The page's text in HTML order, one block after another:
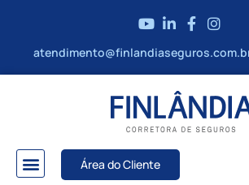
Área do Cliente